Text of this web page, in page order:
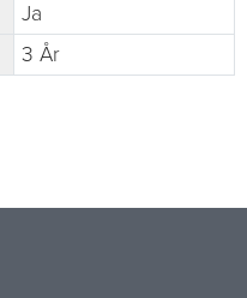
Ja
3 År